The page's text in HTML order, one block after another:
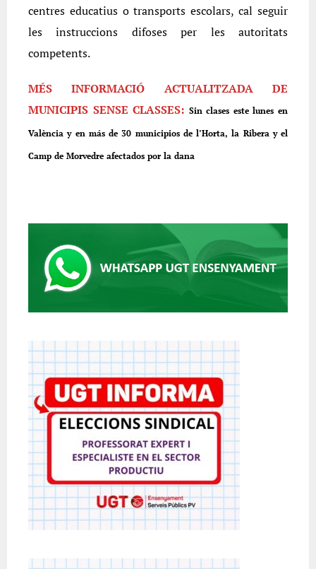
centres educatius o transports escolars, cal seguir
les instruccions difoses per les autoritats
competents.
MÉS INFORMACIÓ ACTUALITZADA DE
MUNICIPIS SENSE CLASSES: Sin clases este lunes en
València y en más de 30 municipios de l’Horta, la Ribera y el
Camp de Morvedre afectados por la dana